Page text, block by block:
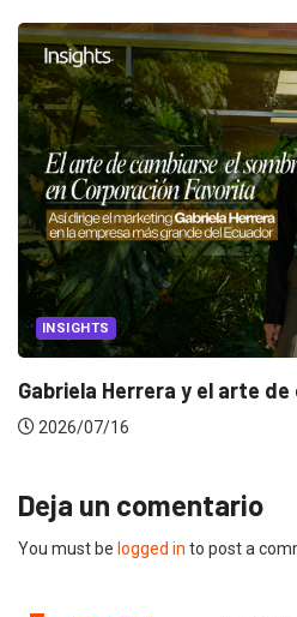
INSIGHTS
Gabriela Herrera y el arte
2026/07/16
Deja un comentario
You must be logged in to post a